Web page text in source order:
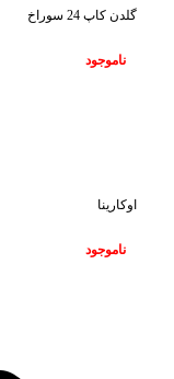
گلدن کاپ 24 سوراخ
ناموجود
اوکارینا
ناموجود